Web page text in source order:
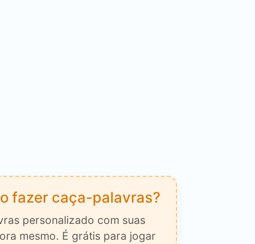
fazer caça-palavras?
personalizado com suas
mesmo. É grátis para jogar